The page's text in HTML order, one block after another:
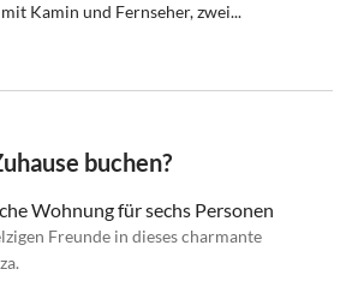
Kamin und Fernseher, zwei...
buchen?
Wohnung für sechs Personen
Freunde in dieses charmante